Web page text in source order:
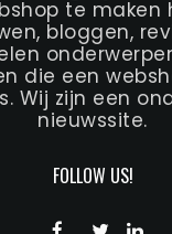
te maken
bloggen,
die een
Wij zijn een
nieuwssite.
FOLLOW US!